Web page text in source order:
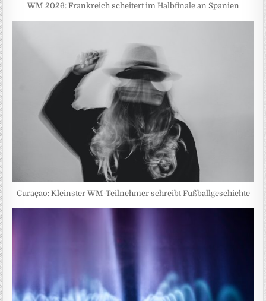
WM 2026: Frankreich scheitert im Halbfinale an Spanien
Curaçao: Kleinster WM-Teilnehmer schreibt Fußballgeschichte